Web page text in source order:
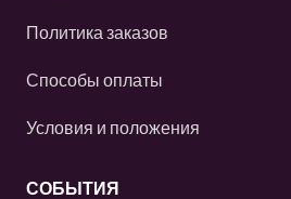
Политика заказов
Способы оплаты
Условия и положения
СОБЫТИЯ